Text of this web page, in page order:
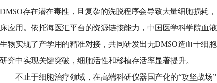
DMSO存在潜在毒性，且复杂的洗脱程序会导致大量细胞损耗
床应用。依托海医汇平台的资源链接能力，中国医学科学院血
生物实现了产学用的精准对接，共同研发出无DMSO造血干细
研究中实现关键突破，细胞活性和移植存活率显著提升。
不止于细胞治疗领域，在高端科研仪器国产化的“攻坚战场